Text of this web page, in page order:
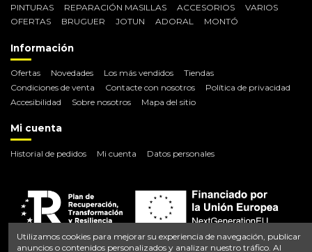
PINTURAS REPARACIÓN MASILLAS ACCESORIOS
VARIOS
OFERTAS
BRUGUER JOTUN ADORAL MONTÓ
Información
Ofertas Novedades Los más vendidos
Tiendas
Condiciones de venta
Contacte con nosotros
Política de privacidad
Accesibilidad
Sobre nosotros Mapa del sitio
Mi cuenta
Historial de pedidos Mi cuenta Datos personales
Utilizamos cookies para mejorar su experiencia de navegación, publicar
anuncios o contenidos personalizados y analizar nuestro tráfico. Al